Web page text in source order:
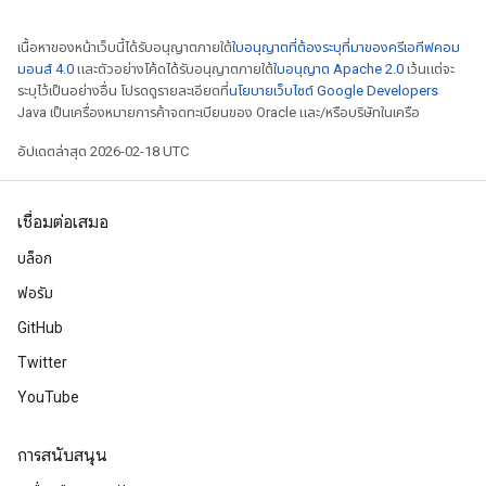
เนื้อหาของหน้าเว็บนี้ได้รับอนุญาตภายใต้ใบอนุญาตที่ต้องระบุที่มาของครีเอทีฟคอม
มอนส์ 4.0 และตัวอย่างโค้ดได้รับอนุญาตภายใต้ใบอนุญาต Apache 2.0 เว้นแต่จะ
ระบุไว้เป็นอย่างอื่น โปรดดูรายละเอียดที่นโยบายเว็บไซต์ Google Developers
Java เป็นเครื่องหมายการค้าจดทะเบียนของ Oracle และ/หรือบริษัทในเครือ
อัปเดตล่าสุด 2026-02-18 UTC
เชื่อมต่อเสมอ
บล็อก
ฟอรัม
GitHub
Twitter
YouTube
การสนับสนุน